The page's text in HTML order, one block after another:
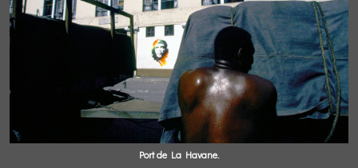
Port de La Havane.